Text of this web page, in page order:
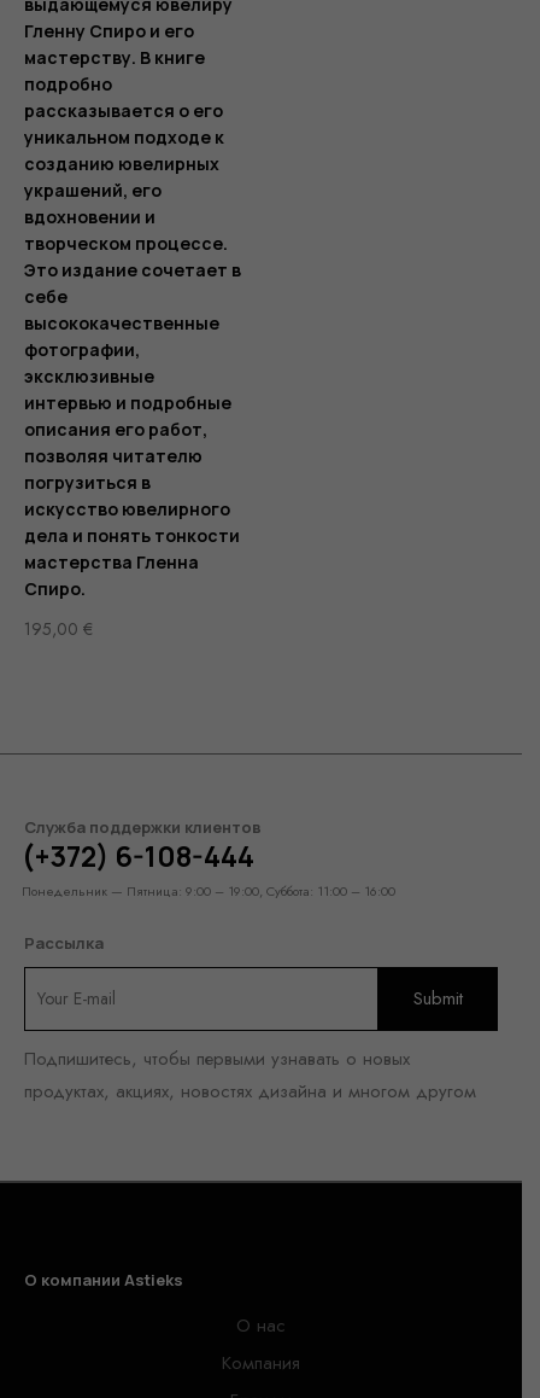
Гленну Спиро и его
мастерству. В книге
подробно
рассказывается о его
уникальном подходе к
созданию ювелирных
украшений, его
вдохновении и
творческом процессе.
Это издание сочетает в
себе
высококачественные
фотографии,
эксклюзивные
интервью и подробные
описания его работ,
позволяя читателю
погрузиться в
искусство ювелирного
дела и понять тонкости
мастерства Гленна
Спиро.
195,00 €
Служба поддержки клиентов
(+372) 6-108-444
Понедельник — Пятница: 9:00 – 19:00, Суббота: 11:00 – 16:00
Рассылка
Подпишитесь, чтобы первыми узнавать о новых
продуктах, акциях, новостях дизайна и многом другом
О компании Astieks
О нас
Компания